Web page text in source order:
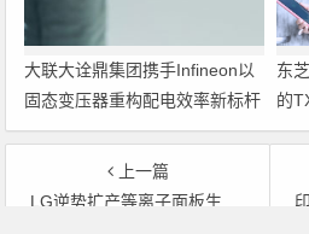
大联大诠鼎集团携手Infineon以
固态变压器重构配电效率新标杆
东
的
载
控
上一篇
LG逆势扩产等离子面板生产线
印